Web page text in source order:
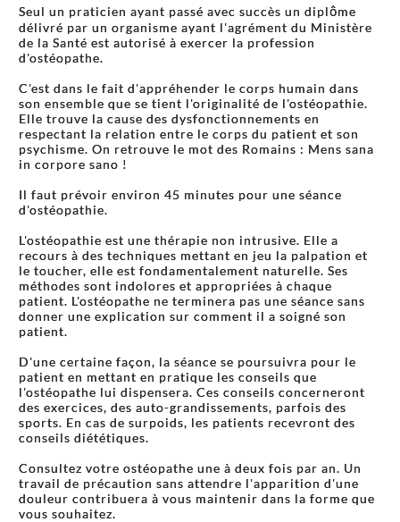
Seul un praticien ayant passé avec succès un diplôme
délivré par un organisme ayant l'agrément du Ministère
de la Santé est autorisé à exercer la profession
d'ostéopathe.
C'est dans le fait d'appréhender le corps humain dans
son ensemble que se tient l'originalité de l'ostéopathie.
Elle trouve la cause des dysfonctionnements en
respectant la relation entre le corps du patient et son
psychisme. On retrouve le mot des Romains : Mens sana
in corpore sano !
Il faut prévoir environ 45 minutes pour une séance
d'ostéopathie.
L'ostéopathie est une thérapie non intrusive. Elle a
recours à des techniques mettant en jeu la palpation et
le toucher, elle est fondamentalement naturelle. Ses
méthodes sont indolores et appropriées à chaque
patient. L'ostéopathe ne terminera pas une séance sans
donner une explication sur comment il a soigné son
patient.
D'une certaine façon, la séance se poursuivra pour le
patient en mettant en pratique les conseils que
l'ostéopathe lui dispensera. Ces conseils concerneront
des exercices, des auto-grandissements, parfois des
sports. En cas de surpoids, les patients recevront des
conseils diététiques.
Consultez votre ostéopathe une à deux fois par an. Un
travail de précaution sans attendre l'apparition d'une
douleur contribuera à vous maintenir dans la forme que
vous souhaitez.